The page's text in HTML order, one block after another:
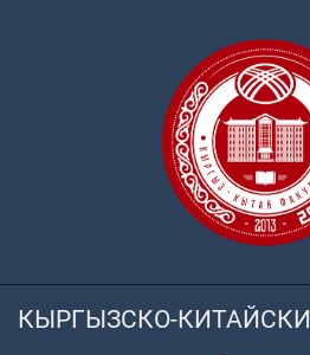
КЫРГЫЗСКО-